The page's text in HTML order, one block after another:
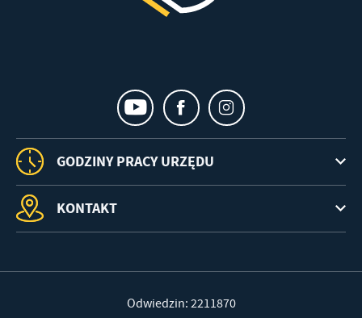
GODZINY PRACY URZĘDU
KONTAKT
Odwiedzin: 2211870